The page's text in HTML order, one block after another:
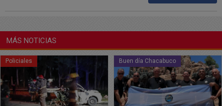
MÁS NOTICIAS
Buen día Chacabuco Policiales